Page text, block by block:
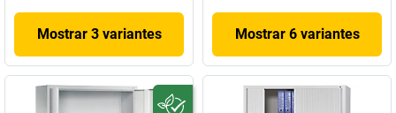
Mostrar 3 variantes Mostrar 6 variantes